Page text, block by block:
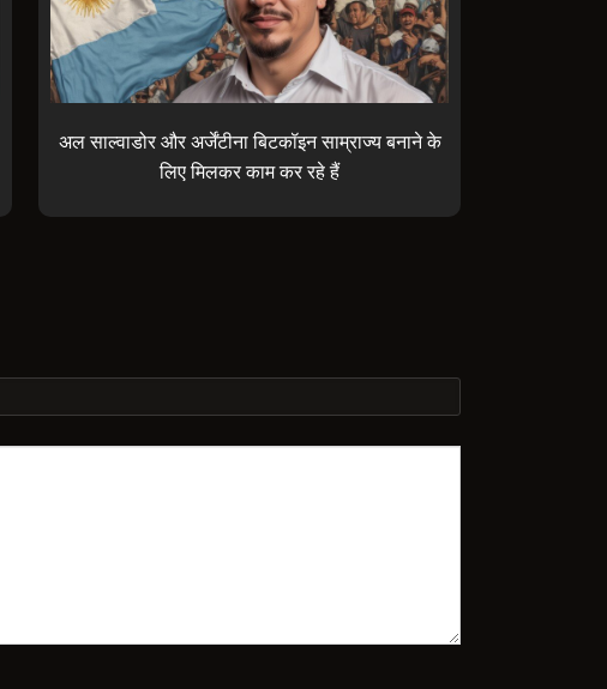
अल साल्वाडोर और अर्जेंटीना बिटकॉइन साम्राज्य बनाने के
लिए मिलकर काम कर रहे हैं